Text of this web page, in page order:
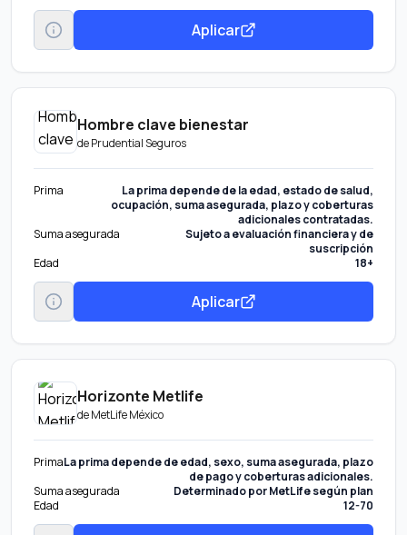
Aplicar
Hombre clave bienestar
dePrudential Seguros
Prima
La prima depende de la edad, estado de salud,
ocupación, suma asegurada, plazo y coberturas
adicionales contratadas.
Suma asegurada
Sujeto a evaluación financiera y de
suscripción
Edad
18+
Aplicar
Horizonte Metlife
deMetLife México
PrimaLa prima depende de edad, sexo, suma asegurada, plazo
de pago y coberturas adicionales.
Suma asegurada
Determinado por MetLife según plan
Edad
12-70